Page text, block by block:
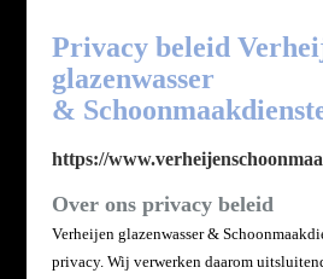
Privacy beleid
glazenwasser
&
https://
Over ons privacy beleid
Verheijen glazenwasser &
privacy. Wij verwerken daarom